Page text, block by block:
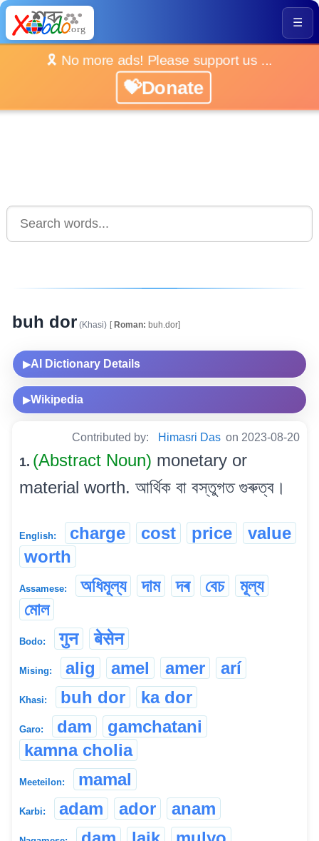
☰
🎗️ No more ads! Please support us ...
💝Donate
buh dor (Khasi) [Roman: buh.dor]
▶AI Dictionary Details
▶Wikipedia
Contributed by: Himasri Das on 2023-08-20
1. (Abstract Noun) monetary or
material worth. আৰ্থিক বা বস্তুগত গুৰুত্ব।
English: charge cost price
value
worth
Assamese: অধিমূল্য দাম দৰ বেচ
মূল্য
মোল
Bodo: गुन बेसेन
Mising: alig amel amer arí
Khasi: buh dor ka dor
Garo: dam
gamchatani
kamna cholia
Meeteilon: mamal
Karbi: adam ador anam